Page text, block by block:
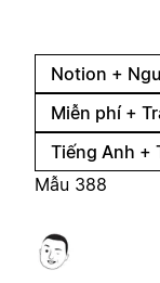
Notion +
Miễn phí +
Tiếng Anh +
Mẫu 388